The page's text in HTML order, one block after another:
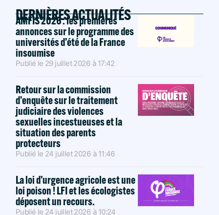
DERNIÈRES ACTUALITÉS
AMFIS 2026 : les premières
annonces sur le programme des
universités d’été de la France
insoumise
Publié le 29 juillet 2026 à 17:42
Retour sur la commission
d’enquête sur le traitement
judiciaire des violences
sexuelles incestueuses et la
situation des parents
protecteurs
Publié le 24 juillet 2026 à 11:46
La loi d’urgence agricole est une
loi poison ! LFI et les écologistes
déposent un recours.
Publié le 24 juillet 2026 à 10:24